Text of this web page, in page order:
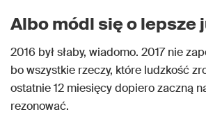
Albo módl się o lepsze
2016 był słaby, wiadomo. 2017 nie
bo wszystkie rzeczy, które ludzkość
ostatnie 12 miesięcy dopiero zaczną
rezonować.